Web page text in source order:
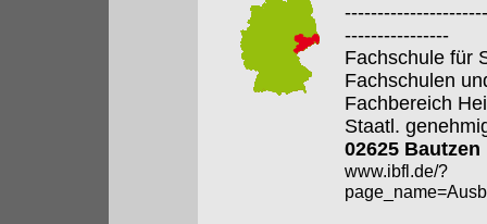
----------------
Fachschule für
Fachschulen
Fachbereich
Staatl.
02625 Bautzen
www.ibfl.de/?